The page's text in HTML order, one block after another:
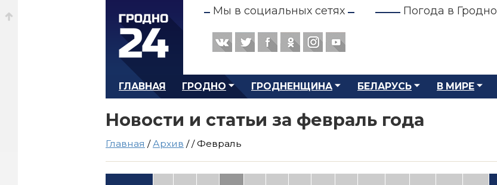
Мы в социальных сетях Погода в Гродно
ГЛАВНАЯ ГРОДНО ГРОДНЕНЩИНА БЕЛАРУСЬ В МИРЕ
Новости и статьи за февраль года
Главная /Архив //Февраль